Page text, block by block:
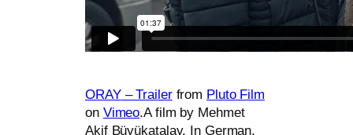
ORAY– Trailerfrom Pluto Film
on Vimeo.A film by Mehmet
Akif Büyükatalay. In German,